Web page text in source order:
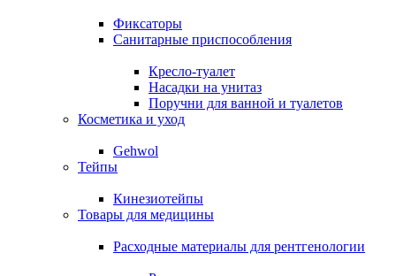
Фиксаторы
Санитарные приспособления
Кресло-туалет
Насадки на унитаз
Поручни для ванной и туалетов
Косметика и уход
Gehwol
Тейпы
Кинезиотейпы
Товары для медицины
Расходные материалы для рентгенологии